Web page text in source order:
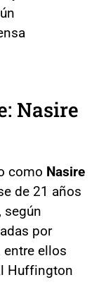
Nasire
como Nasire
de 21 años
según
por
ellos
Huffington